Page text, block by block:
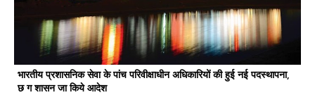
भारतीय प्रशासनिक सेवा के पांच परिवीक्षाधीन अधिकारियों की हुई नई पदस्थापना,
छ ग शासन जा किये आदेश